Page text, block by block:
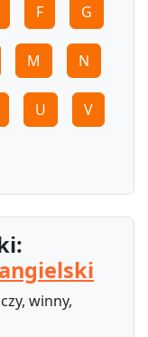
F G
M N
U V
winny,